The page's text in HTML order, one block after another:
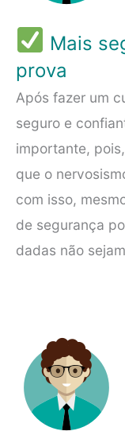
Mais
prova
Após fazer um
seguro e
importante,
que o
com isso,
de segurança
dadas não